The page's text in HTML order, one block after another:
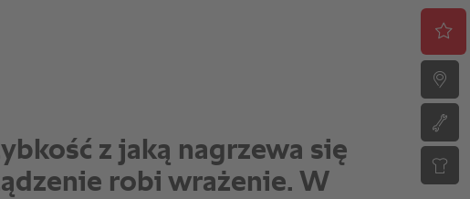
kulinarna
za nas lwią część